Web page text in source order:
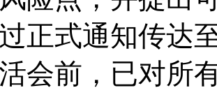
正式通知传达
会前，已对所